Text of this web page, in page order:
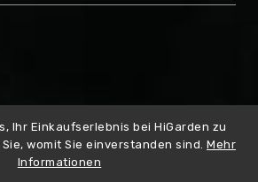
Ihr Einkaufserlebnis bei HiGarden zu
womit Sie einverstanden sind. Mehr
Informationen